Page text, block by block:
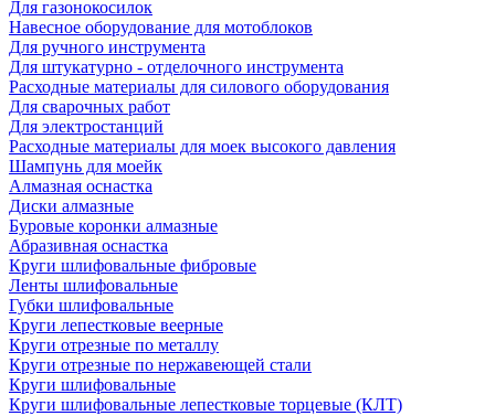
Для газонокосилок
Навесное оборудование для мотоблоков
Для ручного инструмента
Для штукатурно - отделочного инструмента
Расходные материалы для силового оборудования
Для сварочных работ
Для электростанций
Расходные материалы для моек высокого давления
Шампунь для моейк
Алмазная оснастка
Диски алмазные
Буровые коронки алмазные
Абразивная оснастка
Круги шлифовальные фибровые
Ленты шлифовальные
Губки шлифовальные
Круги лепестковые веерные
Круги отрезные по металлу
Круги отрезные по нержавеющей стали
Круги шлифовальные
Круги шлифовальные лепестковые торцевые (КЛТ)